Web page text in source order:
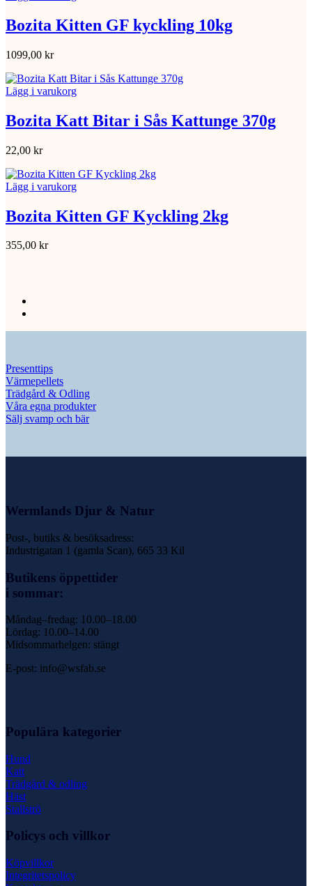
Bozita Kitten GF kyckling 10kg
1099,00 kr
Lägg i varukorg
Bozita Katt Bitar i Sås Kattunge 370g
22,00 kr
Lägg i varukorg
Bozita Kitten GF Kyckling 2kg
355,00 kr
Presenttips
Värmepellets
Trädgård & Odling
Våra egna produkter
Sälj svamp och bär
Wermlands Djur & Natur
Post-, butiks & besöksadress:
Industrigatan 1 (gamla Scan), 665 33 Kil
Butikens öppettider
i sommar:
Måndag–fredag: 10.00–18.00
Lördag: 10.00–14.00
Midsommarhelgen: stängt
E-post: info@wsfab.se
Populära kategorier
Hund
Katt
Trädgård & odling
Häst
Stallströ
Policys och villkor
Köpvillkor
Integritetspolicy